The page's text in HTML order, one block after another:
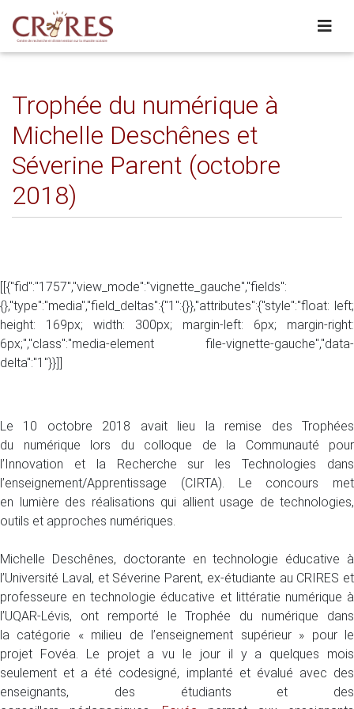
Trophée du numérique à
Michelle Deschênes et
Séverine Parent (octobre
2018)
[[{"fid":"1757","view_mode":"vignette_gauche","fields":
{},"type":"media","field_deltas":{"1":{}},"attributes":{"style":"float: left;
height: 169px; width: 300px; margin-left: 6px; margin-right:
6px;","class":"media-element file-vignette-gauche","data-
delta":"1"}}]]
Le 10 octobre 2018 avait lieu la remise des Trophées
du numérique lors du colloque de la Communauté pour
l’Innovation et la Recherche sur les Technologies dans
l’enseignement/Apprentissage (CIRTA). Le concours met
en lumière des réalisations qui allient usage de technologies,
outils et approches numériques.
Michelle Deschênes, doctorante en technologie éducative à
l’Université Laval, et Séverine Parent, ex-étudiante au CRIRES et
professeure en technologie éducative et littératie numérique à
l’UQAR-Lévis, ont remporté le Trophée du numérique dans
la catégorie « milieu de l’enseignement supérieur » pour le
projet Fovéa. Le projet a vu le jour il y a quelques mois
seulement et a été codesigné, implanté et évalué avec des
enseignants, des étudiants et des